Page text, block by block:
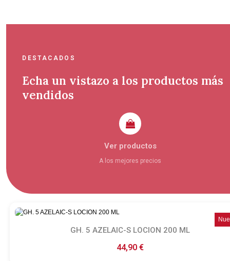
DESTACADOS
Echa un vistazo a los productos más
vendidos
Ver productos
A los mejores precios
Ver producto
GH. 5 AZELAIC-S LOCION 200 ML
44,90 €